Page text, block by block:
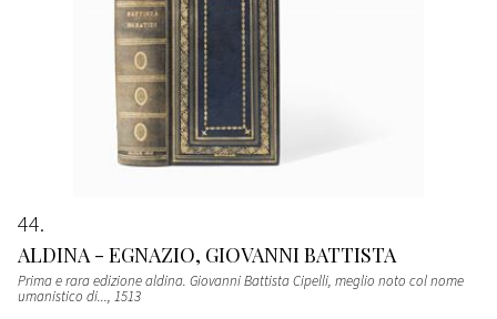
44
ALDINA - EGNAZIO, GIOVANNI BATTISTA
Prima e rara edizione aldina. Giovanni Battista Cipelli, meglio noto col nome
umanistico di..., 1513